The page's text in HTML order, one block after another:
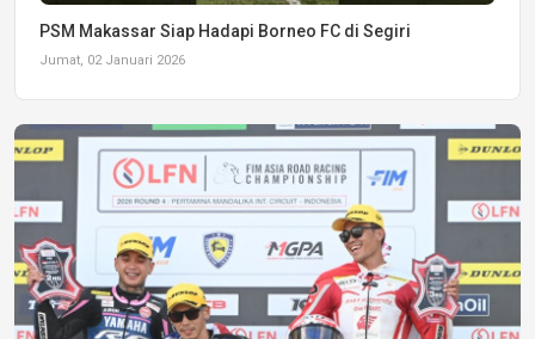
PSM Makassar Siap Hadapi Borneo FC di Segiri
Jumat, 02 Januari 2026